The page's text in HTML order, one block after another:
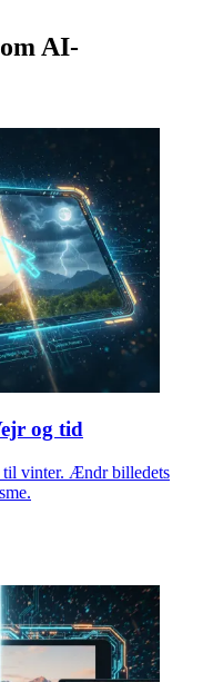
AI-
og tid
til vinter. Ændr billedets